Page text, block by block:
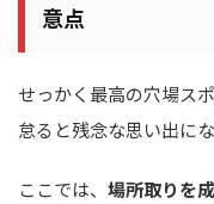
意点
せっかく最高の穴場ス
怠ると残念な思い出に
ここでは、 場所取りを